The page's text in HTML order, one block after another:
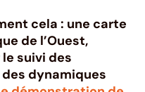
cela : une carte
de l’Ouest,
suivi des
dynamiques